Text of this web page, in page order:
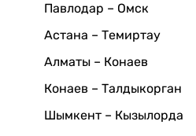
Павлодар – Омск
Астана – Темиртау
Алматы – Конаев
Конаев – Талдыкорган
Шымкент – Кызылорда